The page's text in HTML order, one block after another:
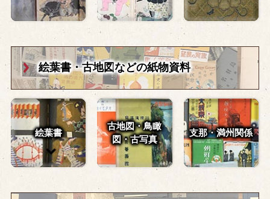
絵葉書・古地図などの紙物資料
絵葉書
古地図・鳥瞰
図・古写真
支那・満州関係